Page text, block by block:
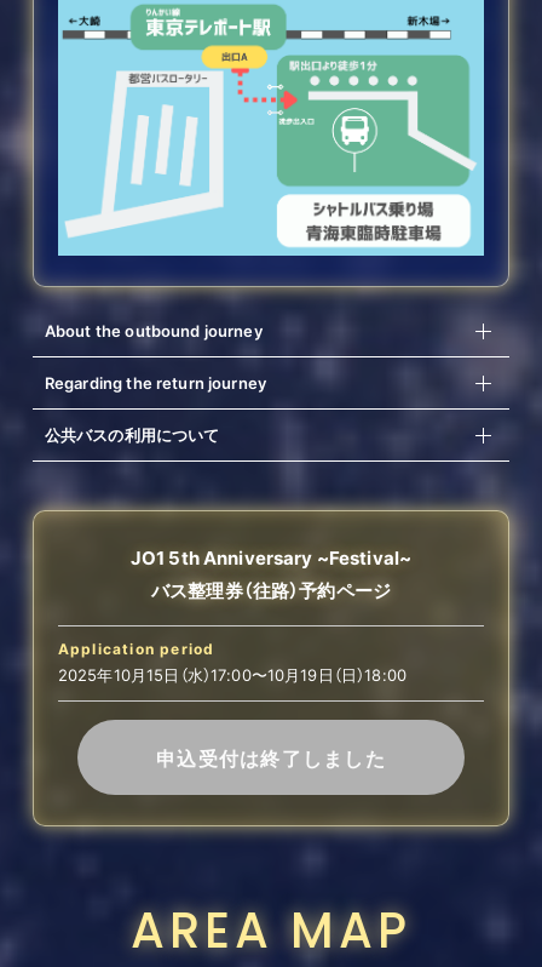
ACCESS
AREA MAP
FANCLUB
ATTENTION
About the outbound journey
Regarding the return journey
公共バスの利用について
JO1 5th Anniversary ~Festival~
バス整理券（往路）予約ページ
Application period
2025年10月15日（水）17:00〜10月19日（日）18:00
申込受付は終了しました
AREA MAP